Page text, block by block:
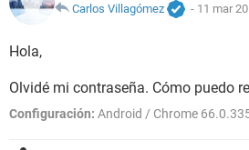
Carlos Villagómez
- 11 mar
Hola,
Olvidé mi contraseña. Cómo puedo
Configuración: Android / Chrome